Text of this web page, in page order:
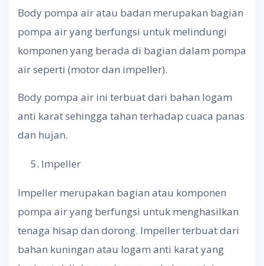
Body pompa air atau badan merupakan bagian
pompa air yang berfungsi untuk melindungi
komponen yang berada di bagian dalam pompa
air seperti (motor dan impeller).
Body pompa air ini terbuat dari bahan logam
anti karat sehingga tahan terhadap cuaca panas
dan hujan.
Impeller
Impeller merupakan bagian atau komponen
pompa air yang berfungsi untuk menghasilkan
tenaga hisap dan dorong. Impeller terbuat dari
bahan kuningan atau logam anti karat yang